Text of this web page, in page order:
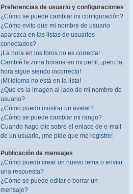
Preferencias de usuario y configuraciones
¿Cómo se puede cambiar mi configuración?
¿Cómo evito que mi nombre de usuario
aparezca en las listas de usuarios
conectados?
¡La hora en los foros no es correcta!
Cambié la zona horaria en mi perfil, ¡pero la
hora sigue siendo incorrecto!
¡Mi idioma no está en la lista!
¿Qué es la imagen al lado de mi nombre de
usuario?
¿Cómo puedo mostrar un avatar?
¿Cómo se puede cambiar mi rango?
Cuando hago clic sobre el enlace de e-mail
de un usuario, ¡me pide que me registre!
Publicación de mensajes
¿Cómo puedo crear un nuevo tema o enviar
una respuesta?
¿Cómo se puede editar o borrar un
mensaje?